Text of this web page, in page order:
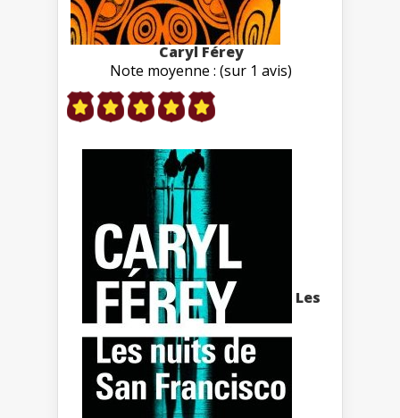
Caryl Férey
Note moyenne : (sur 1 avis)
Les